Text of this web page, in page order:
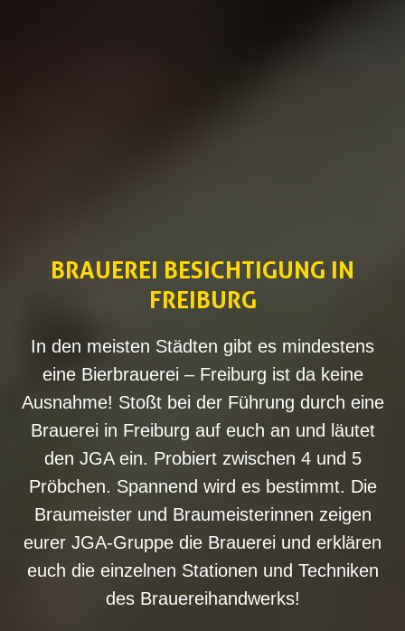
BRAUEREI BESICHTIGUNG IN
FREIBURG
In den meisten Städten gibt es mindestens
eine Bierbrauerei – Freiburg ist da keine
Ausnahme! Stoßt bei der Führung durch eine
Brauerei in Freiburg auf euch an und läutet
den JGA ein. Probiert zwischen 4 und 5
Pröbchen. Spannend wird es bestimmt. Die
Braumeister und Braumeisterinnen zeigen
eurer JGA-Gruppe die Brauerei und erklären
euch die einzelnen Stationen und Techniken
des Brauereihandwerks!